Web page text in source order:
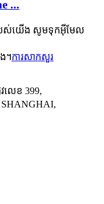
...
បស់យើង សូមទុកអ៊ីមែល
។ការសាកសួរ
លេខ 399,